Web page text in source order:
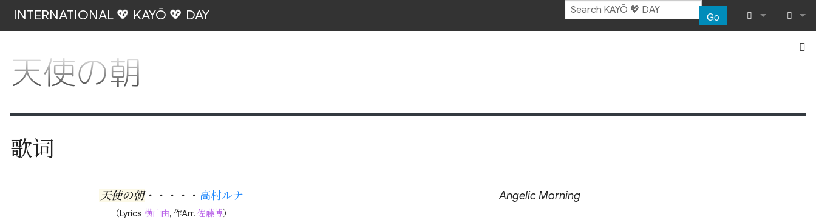
INTERNATIONAL 💖 KAYŌ 💖 DAY Go
What links
Log in
天使の朝
歌词
天使の朝・・・・・ 高村ルナ
（Lyrics 横山由, 作Arr.佐藤博）
Angelic Morning